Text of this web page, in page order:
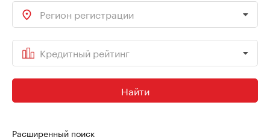
Регион регистрации
Кредитный рейтинг
Найти
Расширенный поиск